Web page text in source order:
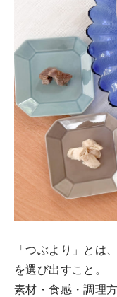
「つぶより」とは
を選び出すこと。
素材・食感・調理